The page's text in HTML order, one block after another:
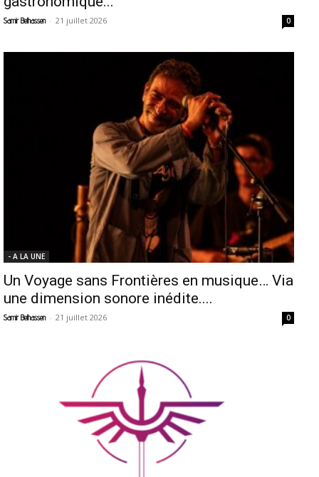
Samir Belhassen - 21 juillet 2026 0
- A LA UNE
Un Voyage sans Frontières en musique… Via
une dimension sonore inédite....
Samir Belhassen - 21 juillet 2026 0